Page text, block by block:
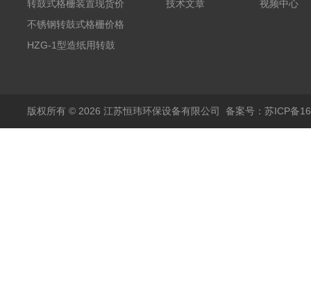
制
转鼓式格栅装置现货价
格
不锈钢转鼓式格栅价格
HZG-1型造纸用转鼓
技术文章
视频中心
版权所有 © 2026 江苏恒玮环保设备有限公司 备案号：苏ICP备